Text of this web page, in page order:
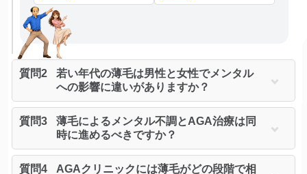
質問2
若い年代の薄毛は男性と女性でメンタル
への影響に違いがありますか？
質問3
薄毛によるメンタル不調とAGA治療は同
時に進めるべきですか？
質問4
AGAクリニックには薄毛がどの段階で相